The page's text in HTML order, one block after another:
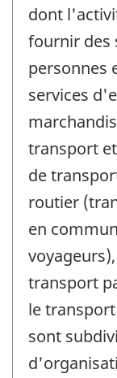
dont
fournir des
personnes
services
transport
de
routier
en
transport
le
sont